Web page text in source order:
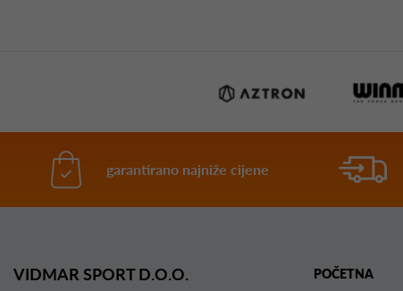
garantirano najniže cijene
VIDMAR SPORT D.O.O.
POČETNA